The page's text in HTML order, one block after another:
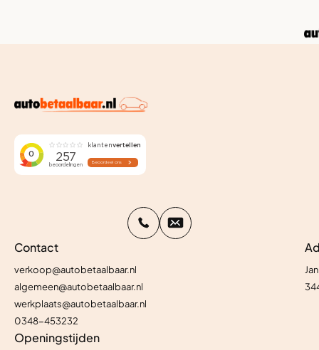
Contact
verkoop@autobetaalbaar.nl
algemeen@autobetaalbaar.nl
werkplaats@autobetaalbaar.nl
0348-453232
Openingstijden